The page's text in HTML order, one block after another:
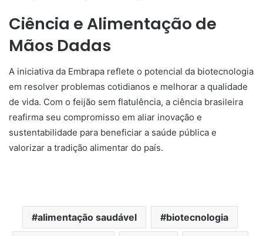
Ciência e Alimentação de
Mãos Dadas
A iniciativa da Embrapa reflete o potencial da biotecnologia
em resolver problemas cotidianos e melhorar a qualidade
de vida. Com o feijão sem flatulência, a ciência brasileira
reafirma seu compromisso em aliar inovação e
sustentabilidade para beneficiar a saúde pública e
valorizar a tradição alimentar do país.
alimentação saudável biotecnologia